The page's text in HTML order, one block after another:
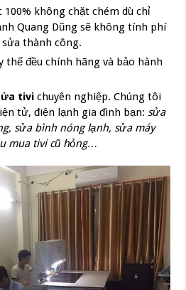
100% không chặt chém dù chỉ
Quang Dũng sẽ không tính phí
thành công.
thế đều chính hãng và bảo hành
tivi chuyên nghiệp. Chúng tôi
tử, điện lạnh gia đình bạn:sửa
sửa bình nóng lạnh, sửa máy
mua tivi cũ hỏng…